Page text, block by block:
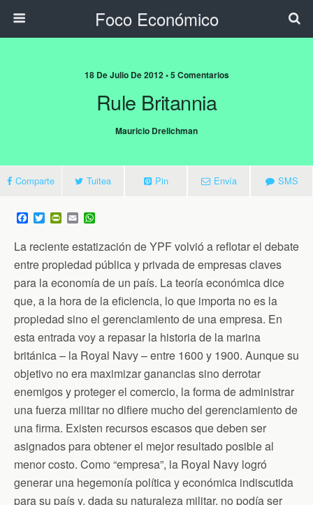
Foco Económico
18 De Julio De 2012 • 5 Comentarios
Rule Britannia
Mauricio Drelichman
Comparte Tuitea Pin Envía SMS
F
a
c
e
b
o
o
k
T
w
i
t
t
e
r
P
i
n
t
F
r
i
e
n
d
l
E
m
i
l
a
t
s
A
p
p
La reciente estatización de YPF volvió a reflotar el debate
entre propiedad pública y privada de empresas claves
para la economía de un país. La teoría económica dice
que, a la hora de la eficiencia, lo que importa no es la
propiedad sino el gerenciamiento de una empresa. En
esta entrada voy a repasar la historia de la marina
británica – la Royal Navy – entre 1600 y 1900. Aunque su
objetivo no era maximizar ganancias sino derrotar
enemigos y proteger el comercio, la forma de administrar
una fuerza militar no difiere mucho del gerenciamiento de
una firma. Existen recursos escasos que deben ser
asignados para obtener el mejor resultado posible al
menor costo. Como “empresa”, la Royal Navy logró
generar una hegemonía política y económica indiscutida
para su país y, dada su naturaleza militar, no podía ser